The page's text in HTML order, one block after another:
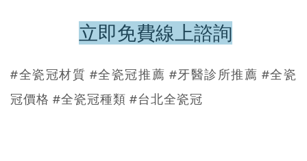
立即免費線上諮詢
#全瓷冠材質 #全瓷冠推薦 #牙醫診所推薦 #全瓷
冠價格 #全瓷冠種類 #台北全瓷冠